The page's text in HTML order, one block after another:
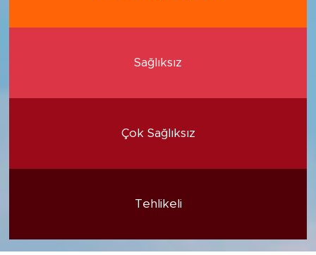
Sağlıksız
Çok Sağlıksız
Tehlikeli